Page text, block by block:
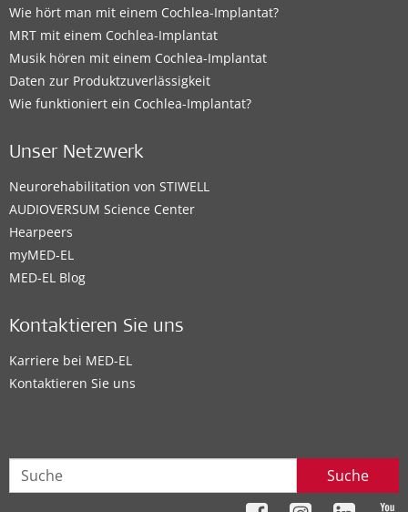
Wie hört man mit einem Cochlea-Implantat?
MRT mit einem Cochlea-Implantat
Musik hören mit einem Cochlea-Implantat
Daten zur Produktzuverlässigkeit
Wie funktioniert ein Cochlea-Implantat?
Unser Netzwerk
Neurorehabilitation von STIWELL
AUDIOVERSUM Science Center
Hearpeers
myMED‑EL
MED-EL Blog
Kontaktieren Sie uns
Karriere bei MED-EL
Kontaktieren Sie uns
Suche